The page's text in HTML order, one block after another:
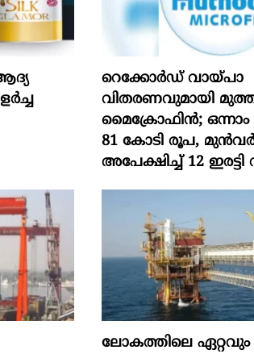
റെക്കോർഡ് വായ്പാ
വിതരണവുമായി
മൈക്രോഫിൻ; ഒന്നാം
81 കോടി രൂപ,
അപേക്ഷിച്ച് 12
ലോകത്തിലെ ഏറ്റവും